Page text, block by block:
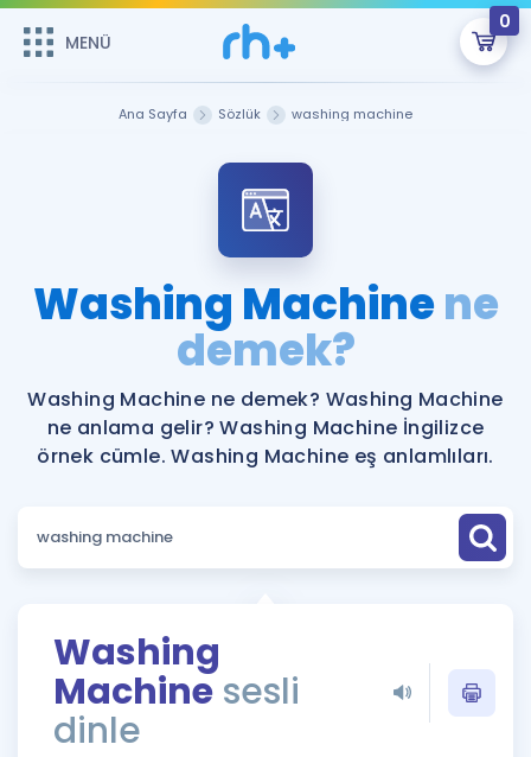
MENÜ
0
Şifremi Hatırlamıyorum
Sepetin Şu An Boş.
Remzi Hoca ile seni sınava hazırlayacak onlarca eğitim seni
bekliyor!
MENÜ
Katılımcı Görüşleri
Faydalı Araçlar
Ücretsiz Kaynaklar
Puan Hesaplama
ÖSYM Sınav Takvimi
Kampanyalar
Blog
İngilizce Gramer
Ana Sayfa Sözlük washing machine
Washing Machinene
demek?
Washing Machine ne demek? Washing Machine
ne anlama gelir? Washing Machine İngilizce
örnek cümle. Washing Machine eş anlamlıları.
Washing
Machine sesli
dinle